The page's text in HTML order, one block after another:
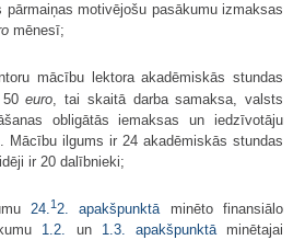
pārmaiņas motivējošu pasākumu izmaksas
mēnesī;
mācību lektora akadēmiskās stundas
50euro , tai skaitā darba samaksa, valsts
obligātās iemaksas un iedzīvotāju
Mācību ilgums ir 24 akadēmiskās stundas
ir 20 dalībnieki;
24. 1 2. apakšpunktā minēto finansiālo
1.2. un 1.3. apakšpunktāminētajai